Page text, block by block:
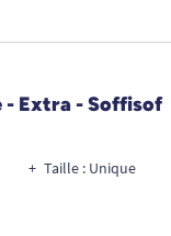
- Extra - Soffisof
Taille : Unique